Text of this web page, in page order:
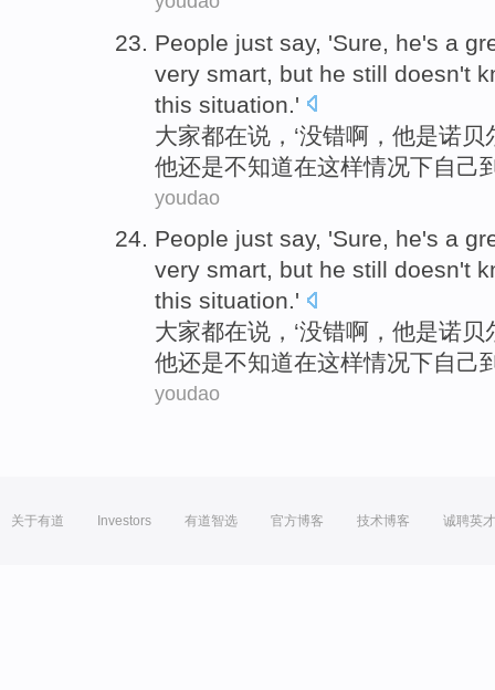
People just say, 'Sure he's a
very smart but he still doesn't
this situation .'
大家都在说 ，‘没错啊 ， 他是诺贝
他还是不知道在这样情况下自己
youdao
People just say, 'Sure, he's a
very smart, but he still doesn't
this situation.'
大家都在说 ，‘没错啊 ， 他是诺贝
他还是不知道在这样情况下自己
youdao
关于有道 Investors 有道智选 官方博客 技术博客 诚聘英才